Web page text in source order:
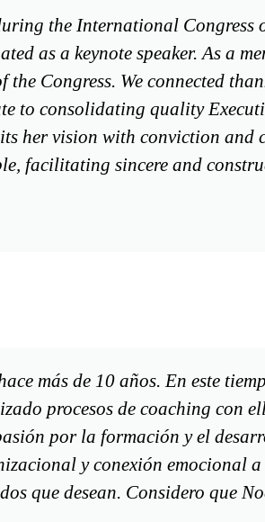
the International Congress
as a keynote speaker. As a
Congress. We connected
to consolidating quality
her vision with conviction and
facilitating sincere and
más de 10 años. En este
procesos de coaching con
por la formación y el
y conexión emocional
que desean. Considero que